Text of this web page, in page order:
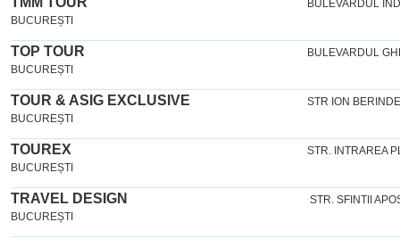
BUCUREȘTI
BULEVARDUL
TOP TOUR
BUCUREȘTI
BULEVARDUL
TOUR & ASIG EXCLUSIVE
BUCUREȘTI
STR ION
TOUREX
BUCUREȘTI
STR. INTRAREA
TRAVEL DESIGN
BUCUREȘTI
STR. SFINTII